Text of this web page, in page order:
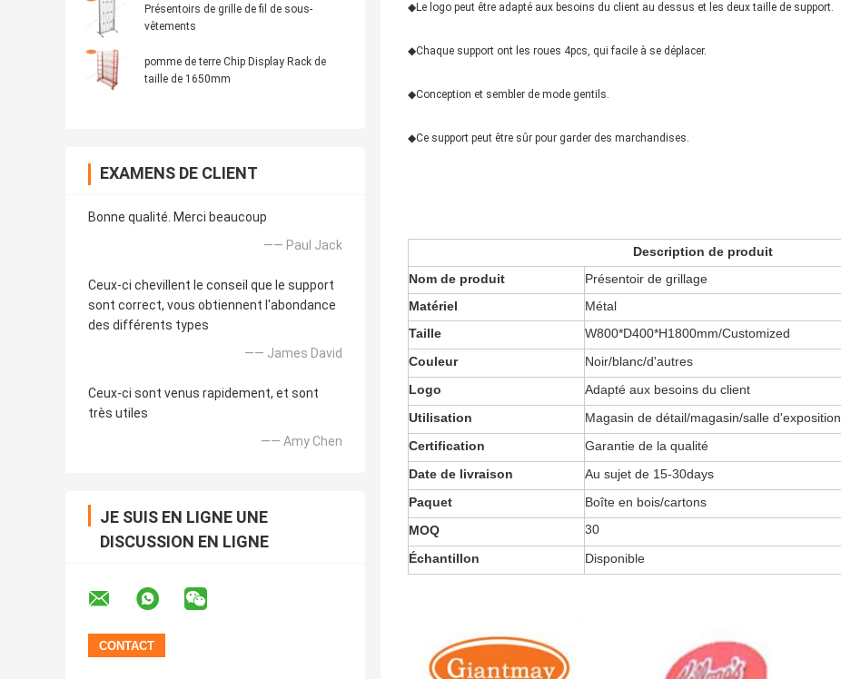
Présentoirs de grille de fil de sous-
vêtements
pomme de terre Chip Display Rack de
taille de 1650mm
EXAMENS DE CLIENT
Bonne qualité. Merci beaucoup
—— Paul Jack
Ceux-ci chevillent le conseil que le support
sont correct, vous obtiennent l'abondance
des différents types
—— James David
Ceux-ci sont venus rapidement, et sont
très utiles
—— Amy Chen
JE SUIS EN LIGNE UNE
DISCUSSION EN LIGNE
◆Le logo peut être adapté aux besoins du client au dessus et les deux taille de support.
◆Chaque support ont les roues 4pcs, qui facile à se déplacer.
◆Conception et sembler de mode gentils.
◆Ce support peut être sûr pour garder des marchandises.
Description de produit
Nom de produit
Présentoir de grillage
Matériel
Métal
Taille
W800*D400*H1800mm/Customized
Couleur
Noir/blanc/d'autres
Logo
Adapté aux besoins du client
Utilisation
Magasin de détail/magasin/salle d'exposition
Certification
Garantie de la qualité
Date de livraison
Au sujet de 15-30days
Paquet
Boîte en bois/cartons
MOQ
30
Échantillon
Disponible